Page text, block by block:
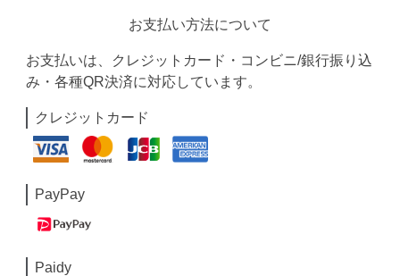
お支払い方法について
お支払いは、クレジットカード・コンビニ/銀行振り込
み・各種QR決済に対応しています。
クレジットカード
PayPay
Paidy